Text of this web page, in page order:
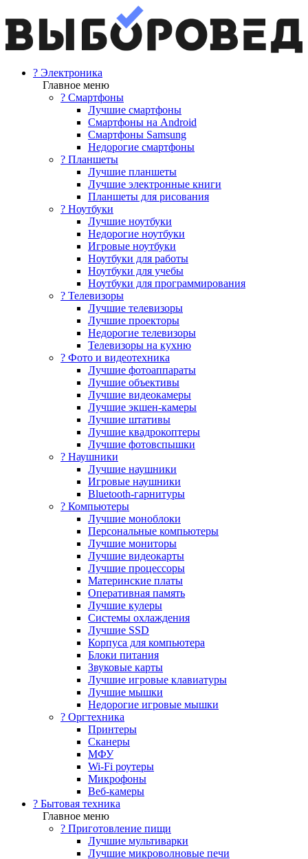
? Электроника
Главное меню
? Смартфоны
Лучшие смартфоны
Смартфоны на Android
Смартфоны Samsung
Недорогие смартфоны
? Планшеты
Лучшие планшеты
Лучшие электронные книги
Планшеты для рисования
? Ноутбуки
Лучшие ноутбуки
Недорогие ноутбуки
Игровые ноутбуки
Ноутбуки для работы
Ноутбуки для учебы
Ноутбуки для программирования
? Телевизоры
Лучшие телевизоры
Лучшие проекторы
Недорогие телевизоры
Телевизоры на кухню
? Фото и видеотехника
Лучшие фотоаппараты
Лучшие объективы
Лучшие видеокамеры
Лучшие экшен-камеры
Лучшие штативы
Лучшие квадрокоптеры
Лучшие фотовспышки
? Наушники
Лучшие наушники
Игровые наушники
Bluetooth-гарнитуры
?️ Компьютеры
Лучшие моноблоки
Персональные компьютеры
Лучшие мониторы
Лучшие видеокарты
Лучшие процессоры
Материнские платы
Оперативная память
Лучшие кулеры
Системы охлаждения
Лучшие SSD
Корпуса для компьютера
Блоки питания
Звуковые карты
Лучшие игровые клавиатуры
Лучшие мышки
Недорогие игровые мышки
?️ Оргтехника
Принтеры
Сканеры
МФУ
Wi-Fi роутеры
Микрофоны
Веб-камеры
? Бытовая техника
Главное меню
? Приготовление пищи
Лучшие мультиварки
Лучшие микроволновые печи